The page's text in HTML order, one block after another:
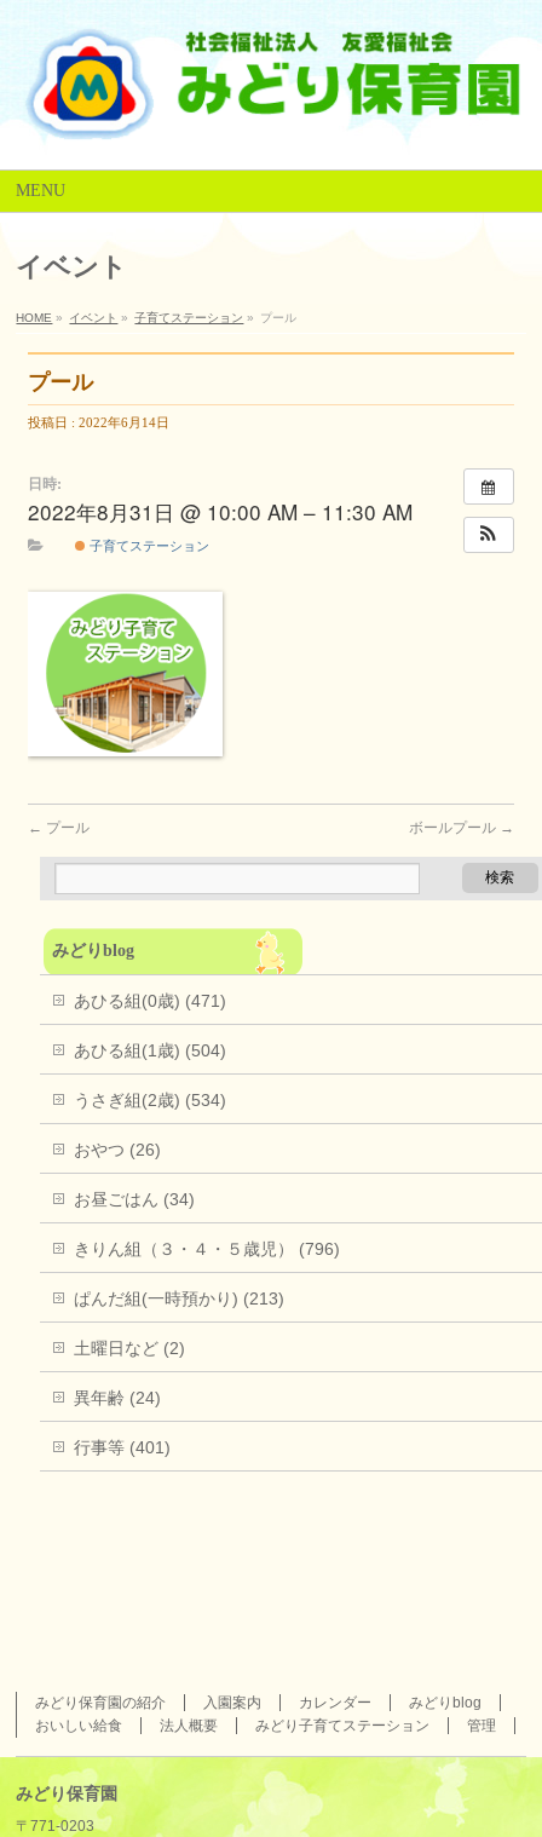
MENU
イベント
HOME » イベント » 子育てステーション » プール
プール
投稿日 : 2022年6月14日
日時:
2022年8月31日 @ 10:00 AM – 11:30 AM
子育てステーション
← プール ボールプール →
みどりblog
あひる組(0歳) (471)
あひる組(1歳) (504)
うさぎ組(2歳) (534)
おやつ (26)
お昼ごはん (34)
きりん組（３・４・５歳児） (796)
ぱんだ組(一時預かり) (213)
土曜日など (2)
異年齢 (24)
行事等 (401)
みどり保育園の紹介 入園案内 カレンダー
みどりblog
おいしい給食
法人概要 みどり子育てステーション 管理
みどり保育園
〒771-0203